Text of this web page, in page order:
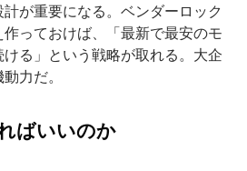
が重要になる。ベンダーロック
っておけば、「最新で最安のモ
る」という戦略が取れる。大企
力だ。
ばいいのか